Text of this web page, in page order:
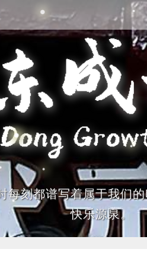
每刻都谱写着属于我们
快乐源泉。